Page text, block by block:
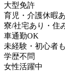
大型免許
育児・介護休暇
寮/社宅あり・住
車通勤OK
未経験・初心者
学歴不問
女性活躍中